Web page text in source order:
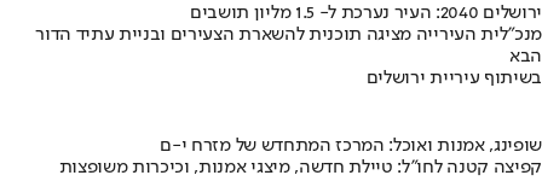
ירושלים 2040: העיר נערכת ל- 1.5 מליון תושבים
מנכ"לית העירייה מציגה תוכנית להשארת הצעירים ובניית עתיד הדור
הבא
בשיתוף עיריית ירושלים
שופינג, אמנות ואוכל: המרכז המתחדש של מזרח י-ם
קפיצה קטנה לחו"ל: טיילת חדשה, מיצגי אמנות, וכיכרות משופצות